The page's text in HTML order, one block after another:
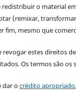
o material
(remixar,
fim, mesmo que
revogar estes direitos
Os termos são os
dar ocrédito apropriado